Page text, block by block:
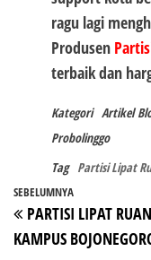
ragu lagi
Produsen
terbaik dan
Kategori Artikel
Probolinggo
Tag Partisi Lipat
Navigasi
pos
Pos
Sebelumnya
SEBELUMNYA
PARTISI LIPAT
KAMPUS